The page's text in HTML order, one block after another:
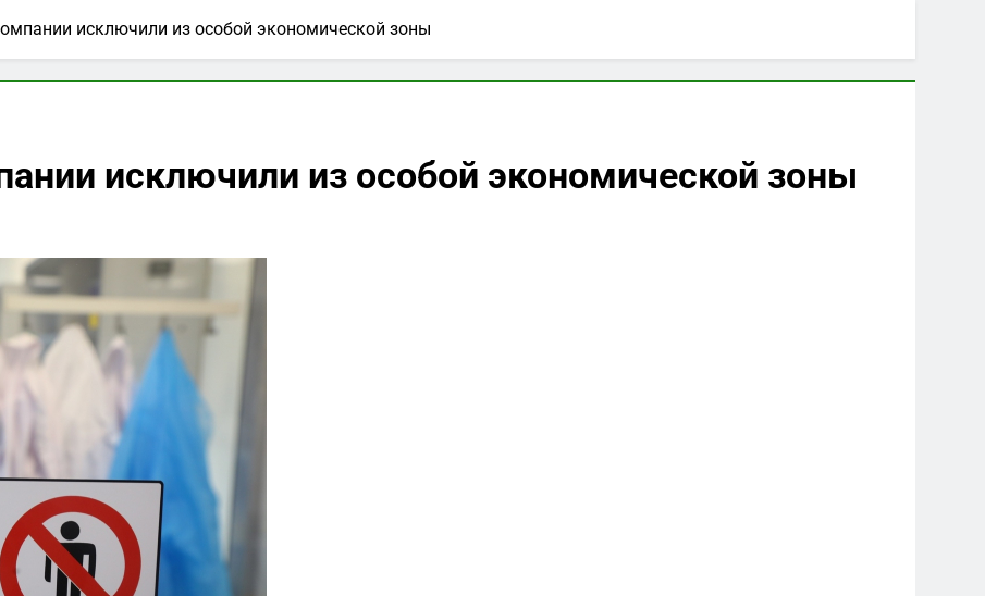
исключили из особой экономической зоны
исключили из особой экономической зоны